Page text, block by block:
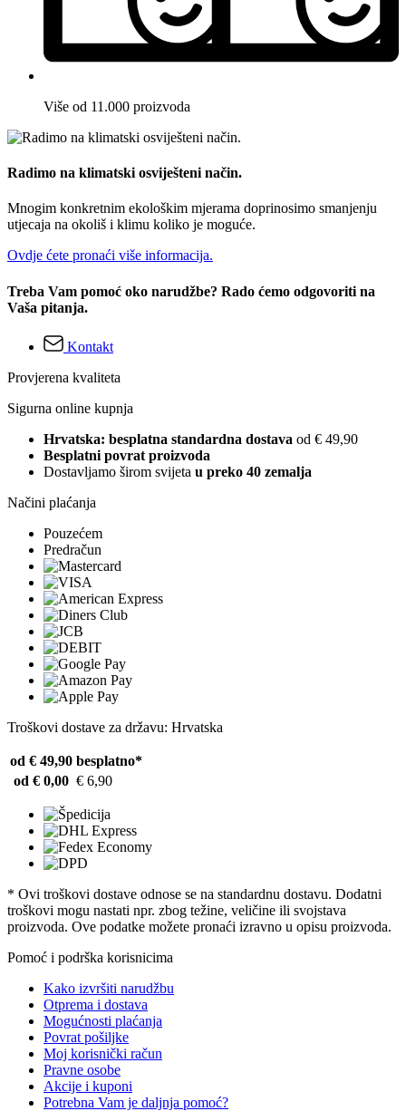
Više od 11.000 proizvoda
Radimo na klimatski osviješteni način.
Mnogim konkretnim ekološkim mjerama doprinosimo smanjenju
utjecaja na okoliš i klimu koliko je moguće.
Ovdje ćete pronaći više informacija.
Treba Vam pomoć oko narudžbe? Rado ćemo odgovoriti na
Vaša pitanja.
Kontakt
Provjerena kvaliteta
Sigurna online kupnja
Hrvatska: besplatna standardna dostava od € 49,90
Besplatni povrat proizvoda
Dostavljamo širom svijeta u preko 40 zemalja
Načini plaćanja
Pouzećem
Predračun
Troškovi dostave za državu: Hrvatska
od € 49,90 besplatno*
od € 0,00 € 6,90
* Ovi troškovi dostave odnose se na standardnu ​​dostavu. Dodatni
troškovi mogu nastati npr. zbog težine, veličine ili svojstava
proizvoda. Ove podatke možete pronaći izravno u opisu proizvoda.
Pomoć i podrška korisnicima
Kako izvršiti narudžbu
Otprema i dostava
Mogućnosti plaćanja
Povrat pošiljke
Moj korisnički račun
Pravne osobe
Akcije i kuponi
Potrebna Vam je daljnja pomoć?